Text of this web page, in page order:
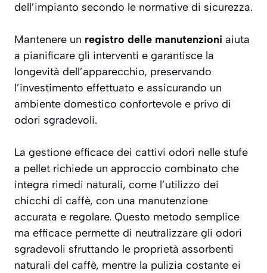
dell’impianto secondo le normative di sicurezza.
Mantenere un registro delle manutenzioni aiuta
a pianificare gli interventi e garantisce la
longevità dell’apparecchio, preservando
l’investimento effettuato e assicurando un
ambiente domestico confortevole e privo di
odori sgradevoli.
La gestione efficace dei cattivi odori nelle stufe
a pellet richiede un approccio combinato che
integra rimedi naturali, come l’utilizzo dei
chicchi di caffè, con una manutenzione
accurata e regolare. Questo metodo semplice
ma efficace permette di neutralizzare gli odori
sgradevoli sfruttando le proprietà assorbenti
naturali del caffè, mentre la pulizia costante ei